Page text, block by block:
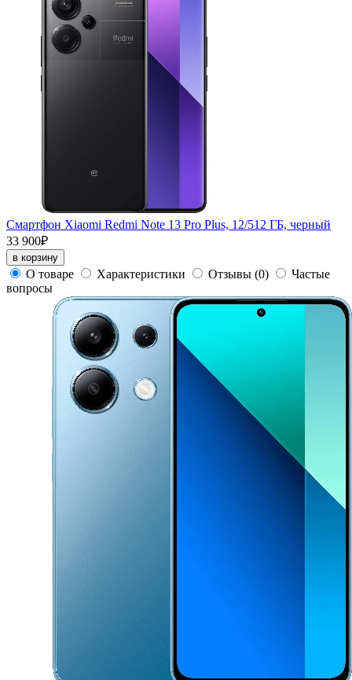
Смартфон Xiaomi Redmi Note 13 Pro Plus, 12/512 ГБ, черный
33 900₽
в корзину
О товаре Характеристики Отзывы (0)
Частые
вопросы